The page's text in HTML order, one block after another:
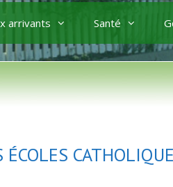
arrivants Santé
ÉCOLES